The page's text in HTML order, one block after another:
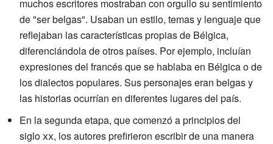
muchos escritores mostraban con orgullo su sentimiento
de "ser belgas". Usaban un estilo, temas y lenguaje que
reflejaban las características propias de Bélgica,
diferenciándola de otros países. Por ejemplo, incluían
expresiones del francés que se hablaba en Bélgica o de
los dialectos populares. Sus personajes eran belgas y
las historias ocurrían en diferentes lugares del país.
En la segunda etapa, que comenzó a principios del
sigloxx, los autores prefirieron escribir de una manera